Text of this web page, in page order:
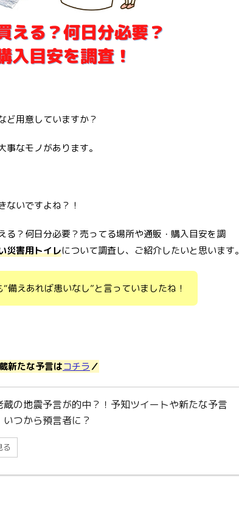
ど用意していますか？
なモノがあります。
ないですよね？！
る？何日分必要？売ってる場所や通販・購入目安を調
災害用トイレについて調査し、ご紹介したいと思います。
“備えあれば患いなし”と言っていましたね！
新たな予言はコチラ／
蔵の地震予言が的中？！予知ツイートや新たな予言
いつから預言者に？
る